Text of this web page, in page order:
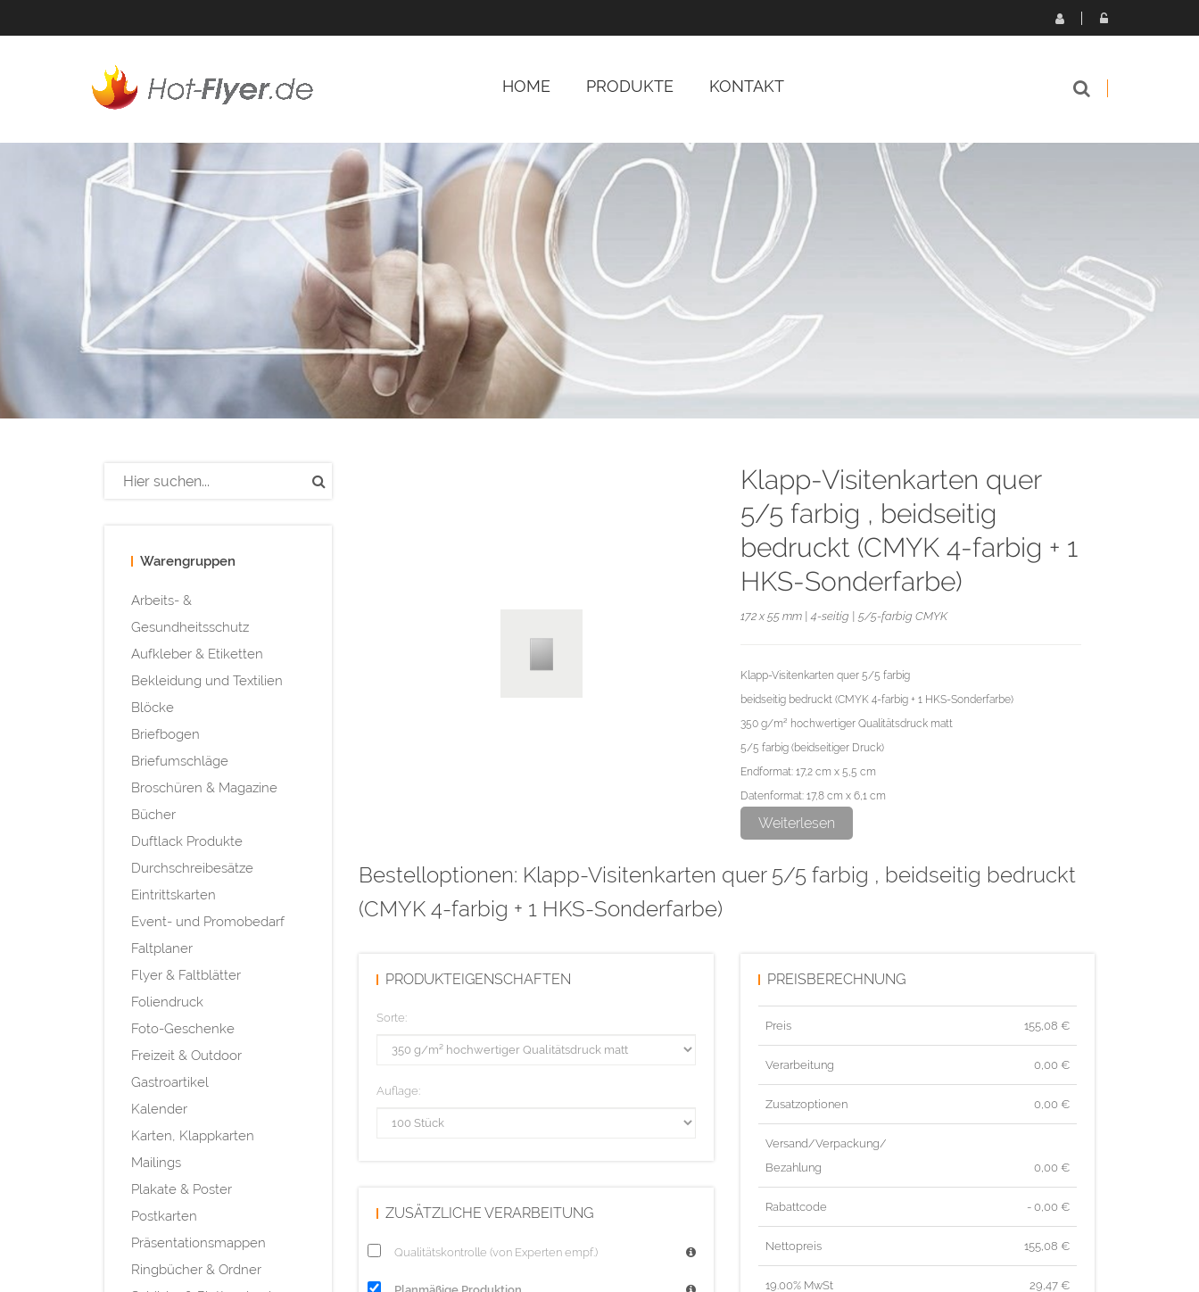
HOME PRODUKTE KONTAKT
Warengruppen
Arbeits- &
Gesundheitsschutz
Aufkleber & Etiketten
Bekleidung und Textilien
Blöcke
Briefbogen
Briefumschläge
Broschüren & Magazine
Bücher
Duftlack Produkte
Durchschreibesätze
Eintrittskarten
Event- und Promobedarf
Faltplaner
Flyer & Faltblätter
Foliendruck
Foto-Geschenke
Freizeit & Outdoor
Gastroartikel
Kalender
Karten, Klappkarten
Mailings
Plakate & Poster
Postkarten
Präsentationsmappen
Ringbücher & Ordner
Klapp-Visitenkarten quer
5/5 farbig , beidseitig
bedruckt (CMYK 4-farbig + 1
HKS-Sonderfarbe)
172 x 55 mm | 4-seitig | 5/5-farbig CMYK
Klapp-Visitenkarten quer 5/5 farbig
beidseitig bedruckt (CMYK 4-farbig + 1 HKS-Sonderfarbe)
350 g/m² hochwertiger Qualitätsdruck matt
5/5 farbig (beidseitiger Druck)
Endformat: 17,2 cm x 5,5 cm
Datenformat: 17,8 cm x 6,1 cm
Weiterlesen
Bestelloptionen: Klapp-Visitenkarten quer 5/5 farbig , beidseitig bedruckt
(CMYK 4-farbig + 1 HKS-Sonderfarbe)
PRODUKTEIGENSCHAFTEN
Sorte:
Auflage:
ZUSÄTZLICHE VERARBEITUNG
Qualitätskontrolle (von Experten empf.)
PREISBERECHNUNG
Preis 155,08 €
Verarbeitung 0,00 €
Zusatzoptionen 0,00 €
Versand/Verpackung/
Bezahlung
0,00 €
Rabattcode - 0,00 €
Nettopreis 155,08 €
19.00% MwSt 29,47 €